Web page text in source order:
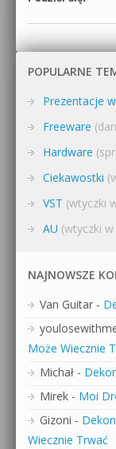
POPULARNE
Prezentacje
Freeware
Hardware
Ciekawostki
VST (wtyczki
AU (wtyczki
NAJNOWSZE
Van Guitar -
Może Wiecznie
Michał -
Mirek - Moi
Gizoni -
Wiecznie Trwać